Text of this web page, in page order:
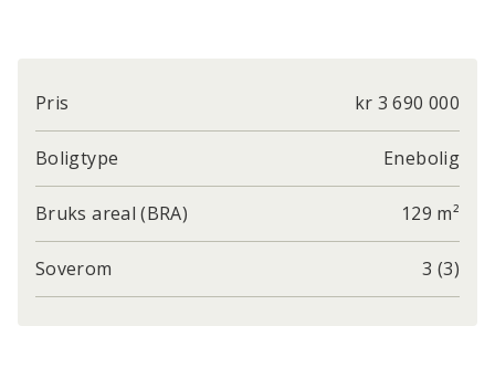
Pris kr 3 690 000
Boligtype Enebolig
Bruks areal (BRA) 129 m²
Soverom 3 (3)